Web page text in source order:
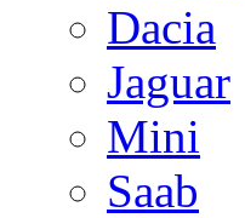
Dacia
Jaguar
Mini
Saab